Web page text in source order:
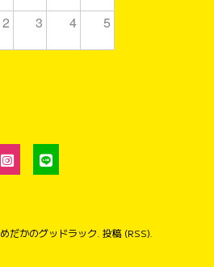
2 3 4 5
めだかのグッドラック 投稿 (RSS).